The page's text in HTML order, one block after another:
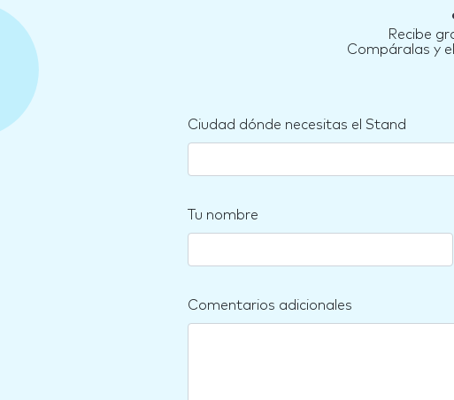
Recibe
Compáralas y
Ciudad dónde necesitas el Stand
Tu nombre
Comentarios adicionales